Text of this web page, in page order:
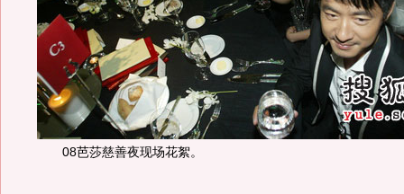
08芭莎慈善夜现场花絮。